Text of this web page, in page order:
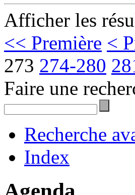
Afficher les
<< Première <
273 274-280
Faire une
Recherche
Index